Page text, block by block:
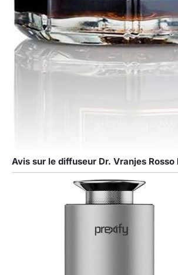
Avis sur le diffuseur Dr. Vranjes Rosso